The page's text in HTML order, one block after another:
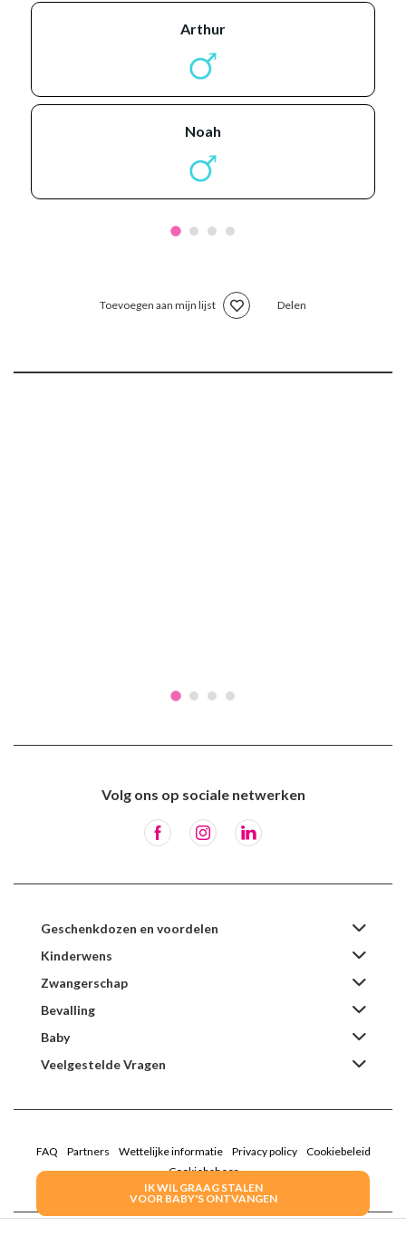
IK WIL GRAAG STALEN
VOOR BABY'S ONTVANGEN
arthur
noah
Toevoegen aan mijn lijst Delen
Volg ons op sociale netwerken
Geschenkdozen en voordelen
Kinderwens
Zwangerschap
Bevalling
Baby
Veelgestelde Vragen
FAQ Partners Wettelijke informatie Privacy policy
Cookiebeleid
Cookiebeheer